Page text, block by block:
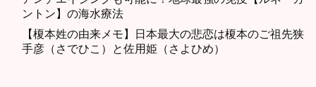
ントン】の海水療法
【榎本姓の由来メモ】日本最大の悲恋は榎本のご祖先狭
手彦（さでひこ）と佐用姫（さよひめ）